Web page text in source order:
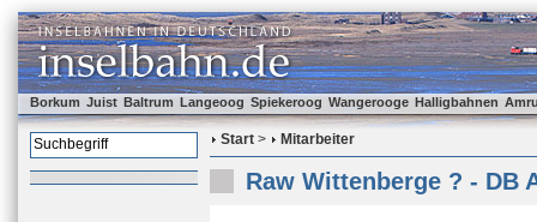
Borkum Juist Baltrum Langeoog Spiekeroog Wangerooge Halligbahnen
Start > Mitarbeiter
Raw Wittenberge ? - DB